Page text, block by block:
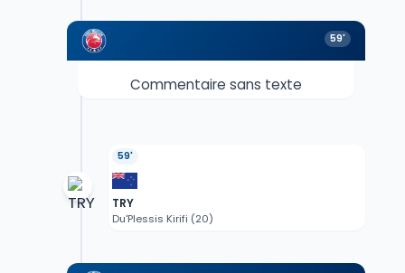
59'
Commentaire sans texte
59'
TRY
Du'Plessis Kirifi (20)